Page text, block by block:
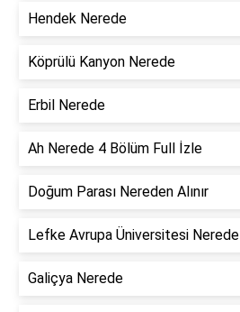
Hendek Nerede
Köprülü Kanyon Nerede
Erbil Nerede
Ah Nerede 4 Bölüm Full İzle
Doğum Parası Nereden Alınır
Lefke Avrupa Üniversitesi Nerede
Galiçya Nerede